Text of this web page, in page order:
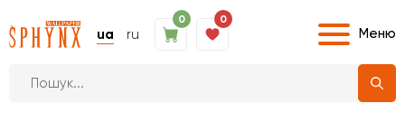
ua ru
0 0
Меню